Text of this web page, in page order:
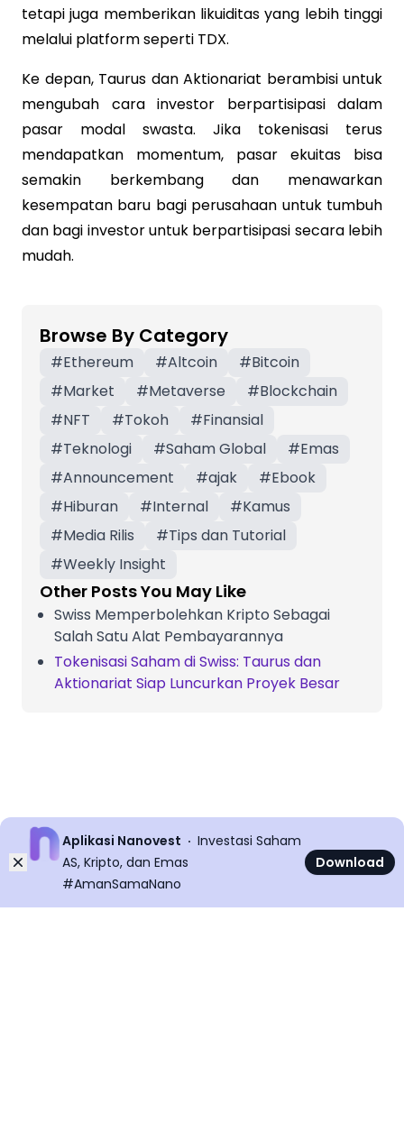
tetapi juga memberikan likuiditas yang lebih tinggi
melalui platform seperti TDX.
Ke depan, Taurus dan Aktionariat berambisi untuk
mengubah cara investor berpartisipasi dalam
pasar modal swasta. Jika tokenisasi terus
mendapatkan momentum, pasar ekuitas bisa
semakin berkembang dan menawarkan
kesempatan baru bagi perusahaan untuk tumbuh
dan bagi investor untuk berpartisipasi secara lebih
mudah.
Browse By Category
#Ethereum #Altcoin #Bitcoin
#Market #Metaverse #Blockchain
#NFT #Tokoh #Finansial
#Teknologi #Saham Global #Emas
#Announcement #ajak #Ebook
#Hiburan #Internal #Kamus
#Media Rilis #Tips dan Tutorial
#Weekly Insight
Other Posts You May Like
Swiss Memperbolehkan Kripto Sebagai
Salah Satu Alat Pembayarannya
Tokenisasi Saham di Swiss: Taurus dan
Aktionariat Siap Luncurkan Proyek Besar
Dismiss
Aplikasi Nanovest
Investasi Saham
AS, Kripto, dan Emas
#AmanSamaNano
Download